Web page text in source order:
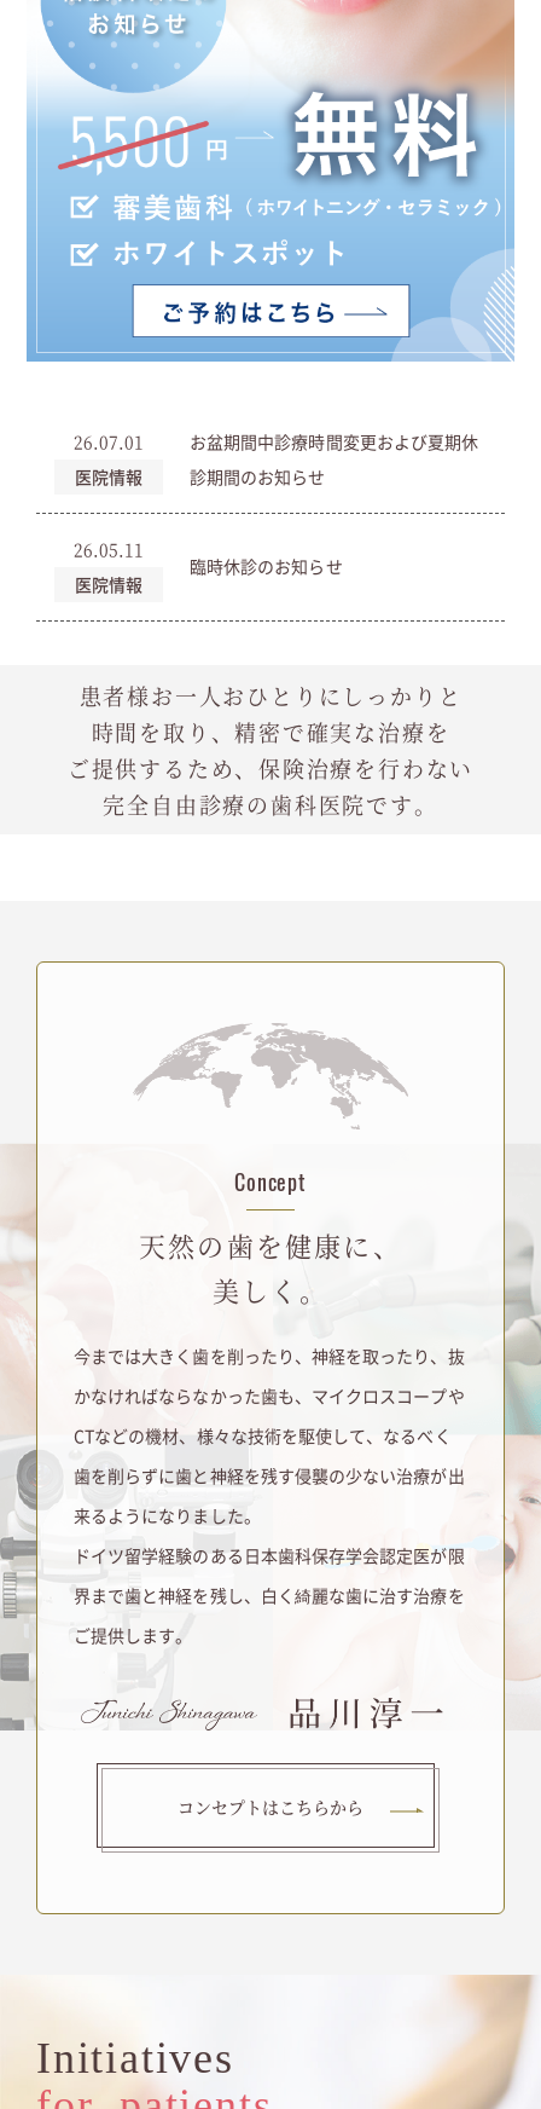
26.07.01
医院情報
お盆期間中診療時間変更および夏期休
診期間のお知らせ
26.05.11
医院情報
臨時休診のお知らせ
患者様お一人おひとりにしっかりと
時間を取り、精密で確実な治療を
ご提供するため、保険治療を行わない
完全自由診療の歯科医院です。
Concept
天然の歯を健康に、
美しく。
今までは大きく歯を削ったり、神経を取ったり、抜
かなければならなかった歯も、マイクロスコープや
CTなどの機材、様々な技術を駆使して、なるべく
歯を削らずに歯と神経を残す侵襲の少ない治療が出
来るようになりました。
ドイツ留学経験のある日本歯科保存学会認定医が限
界まで歯と神経を残し、白く綺麗な歯に治す治療を
ご提供します。
コンセプトはこちらから
Initiatives